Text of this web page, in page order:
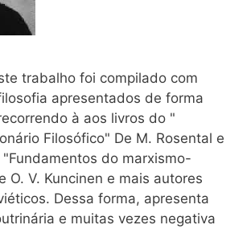
trabalho foi compilado com
apresentados de forma
à aos livros do "
Filosófico" De M. Rosental e
"Fundamentos do marxismo-
O. V. Kuncinen e mais autores
Dessa forma, apresenta
e muitas vezes negativa